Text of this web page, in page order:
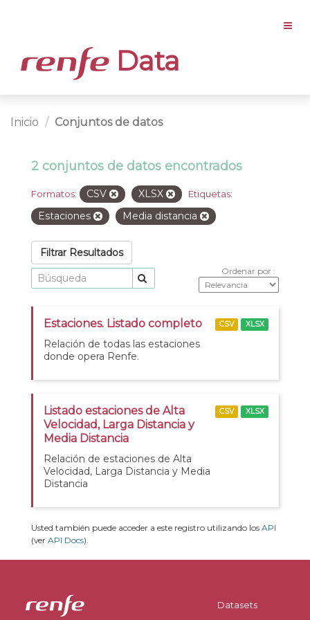
Data
Inicio Conjuntos de datos
2 conjuntos de datos encontrados
Formatos: CSV XLSX Etiquetas:
Estaciones Media distancia
Filtrar Resultados
Ordenar por
Estaciones. Listado completo
Relación de todas las estaciones
donde opera Renfe.
CSV XLSX
Listado estaciones de Alta
Velocidad, Larga Distancia y
Media Distancia
Relación de estaciones de Alta
Velocidad, Larga Distancia y Media
Distancia
CSV XLSX
Usted también puede acceder a este registro utilizando los API
(ver API Docs).
Datasets